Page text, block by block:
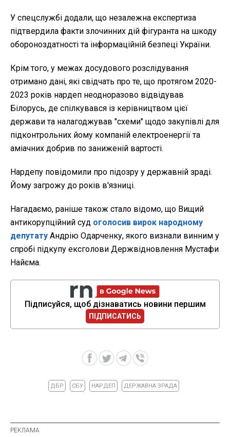
У спецслужбі додали, що незалежна експертиза
підтвердила факти злочинних дій фігуранта на шкоду
обороноздатності та інформаційній безпеці України.
Крім того, у межах досудового розслідування
отримано дані, які свідчать про те, що протягом 2020-
2023 років нардеп неодноразово відвідував
Білорусь, де спілкувався із керівництвом цієї
держави та налагоджував "схеми" щодо закупівлі для
підконтрольних йому компаній електроенергії та
аміачних добрив по заниженій вартості.
Нардепу повідомили про підозру у державній зраді.
Йому загрожу до років в'язниці.
Нагадаємо, раніше також стало відомо, що Вищий
антикорупційний суд оголосив вирок народному
депутату Андрію Одарченку, якого визнали винним у
спробі підкупу ексголови Держвідновлення Мустафи
Найєма.
Підписуйся, щоб дізнаватись новини першим
ПІДПИСАТИСЬ
ДБР СБУ НАРДЕП ДЕРЖАВНА ЗРАДА